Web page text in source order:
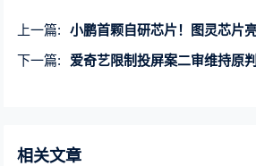
上一篇:
小鹏首颗自研芯片！图灵芯片亮相
下一篇:
爱奇艺限制投屏案二审维持原判！补
相关文章